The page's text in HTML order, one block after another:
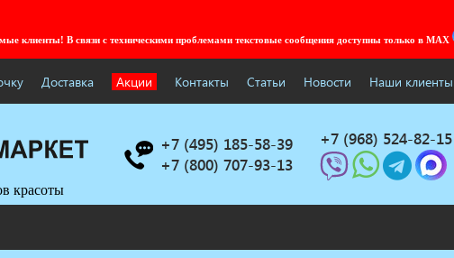
клиенты! В связи с техническими проблемами текстовые сообщения доступны только в MAX
Доставка Акции Контакты Статьи Новости Наши клиенты
красоты
+7 (495) 185-58-39
+7 (800) 707-93-13
+7 (968) 524-82-15